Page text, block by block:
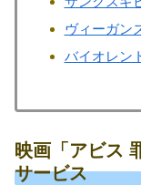
ヴィーガン
バイオレン
映画「アビス
サービス